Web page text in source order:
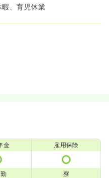
、育児休業
金 雇用保険
寮